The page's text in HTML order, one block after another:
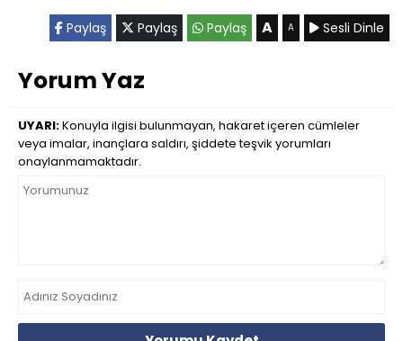
Paylaş Paylaş Paylaş A A Sesli Dinle
Yorum Yaz
UYARI:Konuyla ilgisi bulunmayan, hakaret içeren cümleler
veya imalar, inançlara saldırı, şiddete teşvik yorumları
onaylanmamaktadır.